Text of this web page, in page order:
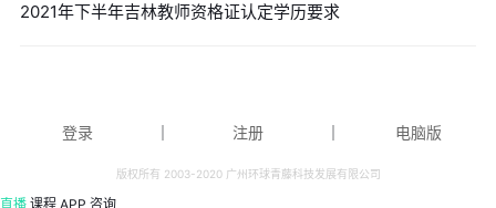
2021年下半年吉林教师资格证认定学历要求
登录 注册 电脑版
版权所有 2003-2020 广州环球青藤科技发展有限公司
直播 课程 APP 咨询